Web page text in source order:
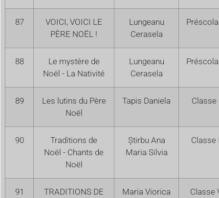
87
VOICI, VOICI LE
PÈRE NOËL !
Lungeanu
Cerasela
88
Le mystère de
Noël - La Nativité
Lungeanu
Cerasela
89
Les lutins du Père
Noël
Tapis Daniela Classe
90
Traditions de
Noël - Chants de
Noël
Știrbu Ana
Maria Silvia
Classe
91
TRADITIONS DE
Maria Viorica
Classe